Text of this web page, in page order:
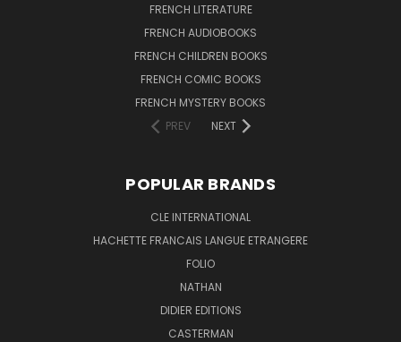
FRENCH LITERATURE
FRENCH AUDIOBOOKS
FRENCH CHILDREN BOOKS
FRENCH COMIC BOOKS
FRENCH MYSTERY BOOKS
PREV
NEXT
POPULAR BRANDS
CLE INTERNATIONAL
HACHETTE FRANCAIS LANGUE ETRANGERE
FOLIO
NATHAN
DIDIER EDITIONS
CASTERMAN